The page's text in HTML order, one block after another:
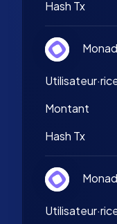
Hash Tx
Monad
Montant
Hash Tx
Monad